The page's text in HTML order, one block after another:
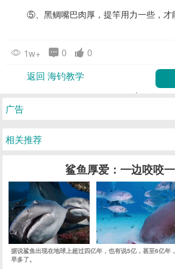
⑤、黑鲷嘴巴肉厚，提竿用力一些，才能
1w+ 0
0
返回 海钓教学
广告
相关推荐
鲨鱼厚爱：一边咬咬
据说鲨鱼出现在地球上超过四亿年，也有说5亿，甚至6亿年
早多了。